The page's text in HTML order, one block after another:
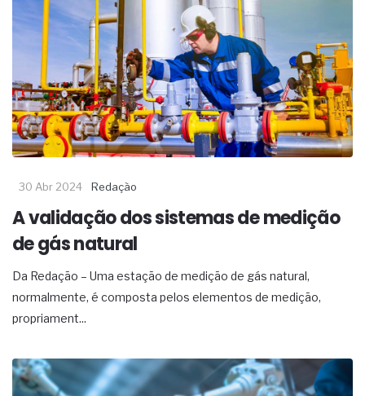
30 Abr 2024 Redação
A validação dos sistemas de medição
de gás natural
Da Redação – Uma estação de medição de gás natural,
normalmente, é composta pelos elementos de medição,
propriament...